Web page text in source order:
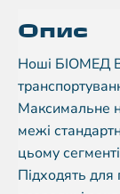
Опис
Ноші БІОМЕД
Максимальне
межі
цьому
Підходять для